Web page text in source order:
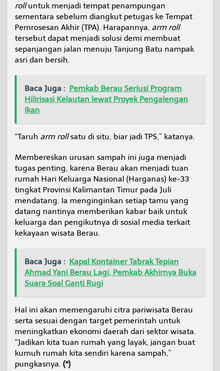
rolluntuk menjadi tempat penampungan
sementara sebelum diangkut petugas ke Tempat
Pemrosesan Akhir (TPA). Harapannya, arm roll
tersebut dapat menjadi solusi demi membuat
sepanjangan jalan menuju Tanjung Batu nampak
asri dan bersih.
Baca Juga : Pemkab Berau Seriusi Program
Hilirisasi Kelautan lewat Proyek Pengalengan
Ikan
“Taruh arm rollsatu di situ, biar jadi TPS,” katanya.
Membereskan urusan sampah ini juga menjadi
tugas penting, karena Berau akan menjadi tuan
rumah Hari Keluarga Nasional (Harganas) ke-33
tingkat Provinsi Kalimantan Timur pada Juli
mendatang. Ia menginginkan setiap tamu yang
datang nantinya memberikan kabar baik untuk
keluarga dan pengikutnya di sosial media terkait
kekayaan wisata Berau.
Baca Juga : Kapal Kontainer Tabrak Tepian
Ahmad Yani Berau Lagi, Pemkab Akhirnya Buka
Suara Soal Ganti Rugi
Hal ini akan memengaruhi citra pariwisata Berau
serta sesuai dengan target pemerintah untuk
meningkatkan ekonomi daerah dari sektor wisata.
“Jadikan kita tuan rumah yang layak, jangan buat
kumuh rumah kita sendiri karena sampah,”
pungkasnya. (*)